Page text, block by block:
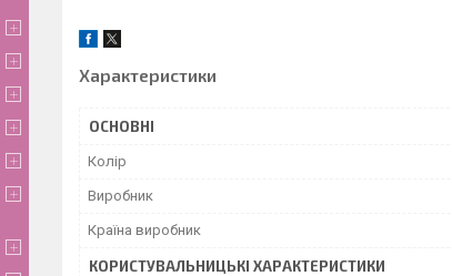
Характеристики
ОСНОВНІ
Колір
Виробник
Країна виробник
КОРИСТУВАЛЬНИЦЬКІ ХАРАКТЕРИСТИКИ